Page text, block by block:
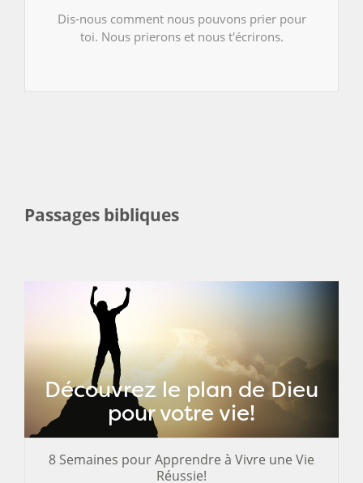
Dis-nous comment nous pouvons prier pour
toi. Nous prierons et nous t'écrirons.
Passages bibliques
Découvrez le plan de Dieu
pour votre vie!
8 Semaines pour Apprendre à Vivre une Vie
Réussie!